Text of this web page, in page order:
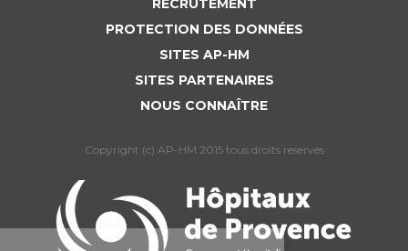
RECRUTEMENT
PROTECTION DES DONNÉES
SITES AP-HM
SITES PARTENAIRES
NOUS CONNAÎTRE
Copyright (c) AP-HM 2015 tous droits reservés